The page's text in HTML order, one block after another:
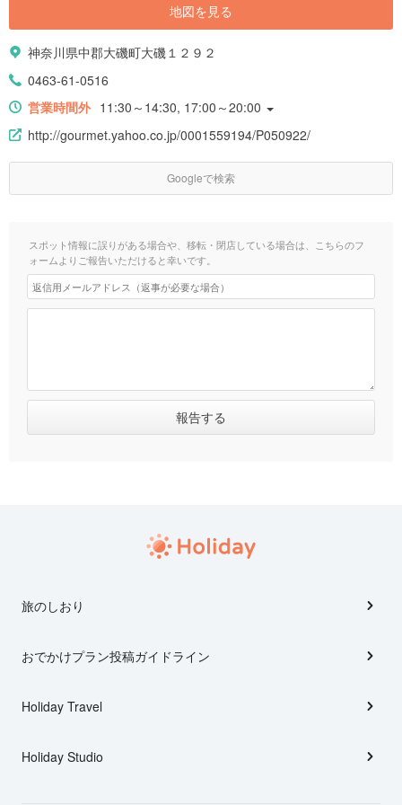
地図を見る
神奈川県中郡大磯町大磯１２９２
0463-61-0516
営業時間外 11:30～14:30, 17:00～20:00
http://gourmet.yahoo.co.jp/0001559194/P050922/
Googleで検索
スポット情報に誤りがある場合や、移転・閉店している場合は、こちらのフ
ォームよりご報告いただけると幸いです。
旅のしおり
おでかけプラン投稿ガイドライン
Holiday Travel
Holiday Studio